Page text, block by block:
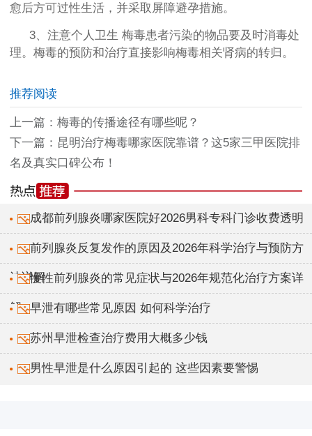
愈后方可过性生活，并采取屏障避孕措施。
3、注意个人卫生 梅毒患者污染的物品要及时消毒处
理。梅毒的预防和治疗直接影响梅毒相关肾病的转归。
推荐阅读
上一篇： 梅毒的传播途径有哪些呢？
下一篇： 昆明治疗梅毒哪家医院靠谱？这5家三甲医院排
名及真实口碑公布！
成都前列腺炎哪家医院好2026男科专科门诊收费透明
前列腺炎反复发作的原因及2026年科学治疗与预防方
法详解慢性前列腺炎的常见症状与2026年规范化治疗方案详
解 早泄有哪些常见原因 如何科学治疗
苏州早泄检查治疗费用大概多少钱
男性早泄是什么原因引起的 这些因素要警惕